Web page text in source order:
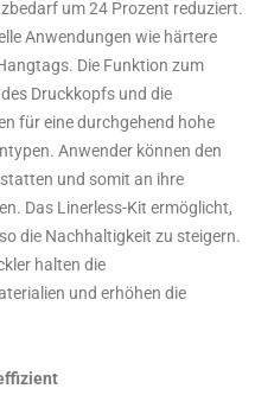
um 24 Prozent reduziert.
Anwendungen wie härtere
Die Funktion zum
Druckkopfs und die
für eine durchgehend hohe
Anwender können den
und somit an ihre
Das Linerless-Kit ermöglicht,
die Nachhaltigkeit zu steigern.
halten die
und erhöhen die